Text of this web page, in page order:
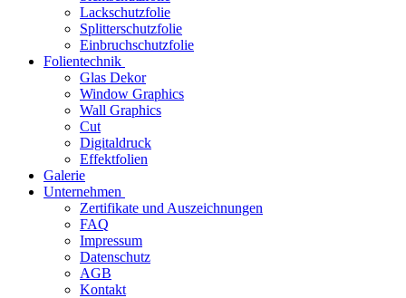
Lackschutzfolie
Splitterschutzfolie
Einbruchschutzfolie
Folientechnik
Glas Dekor
Window Graphics
Wall Graphics
Cut
Digitaldruck
Effektfolien
Galerie
Unternehmen
Zertifikate und Auszeichnungen
FAQ
Impressum
Datenschutz
AGB
Kontakt